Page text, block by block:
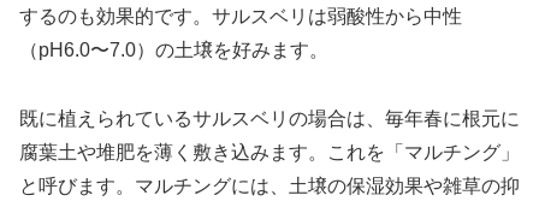
するのも効果的です。サルスベリは弱酸性から中性
（pH6.0〜7.0）の土壌を好みます。
既に植えられているサルスベリの場合は、毎年春に根元に
腐葉土や堆肥を薄く敷き込みます。これを「マルチング」
と呼びます。マルチングには、土壌の保湿効果や雑草の抑